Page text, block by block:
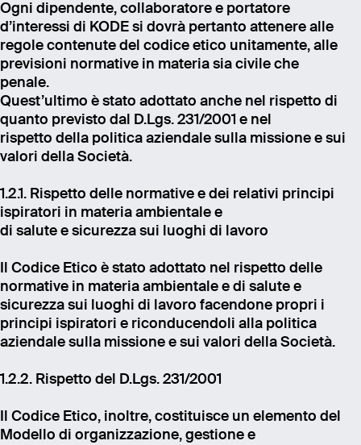
Ogni dipendente, collaboratore e portatore
d’interessi di KODE si dovrà pertanto attenere alle
regole contenute del codice etico unitamente, alle
previsioni normative in materia sia civile che
penale.
Quest’ultimo è stato adottato anche nel rispetto di
quanto previsto dal D.Lgs. 231/2001 e nel
rispetto della politica aziendale sulla missione e sui
valori della Società.
1.2.1. Rispetto delle normative e dei relativi principi
ispiratori in materia ambientale e
di salute e sicurezza sui luoghi di lavoro
Il Codice Etico è stato adottato nel rispetto delle
normative in materia ambientale e di salute e
sicurezza sui luoghi di lavoro facendone propri i
principi ispiratori e riconducendoli alla politica
aziendale sulla missione e sui valori della Società.
1.2.2. Rispetto del D.Lgs. 231/2001
Il Codice Etico, inoltre, costituisce un elemento del
Modello di organizzazione, gestione e